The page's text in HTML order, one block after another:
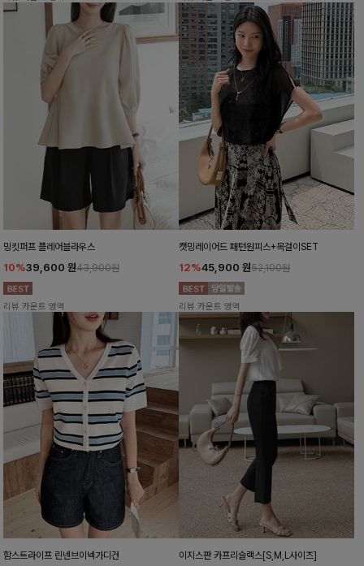
밍킷퍼프 플레어블라우스
10%39,600 원43,900원
리뷰 카운트 영역
캣밍레이어드 패턴원피스+목걸이SET
12%45,900 원52,100원
리뷰 카운트 영역
함스트라이프 린넨브이넥가디건 이지스판 카프리슬랙스[S,M,L사이즈]